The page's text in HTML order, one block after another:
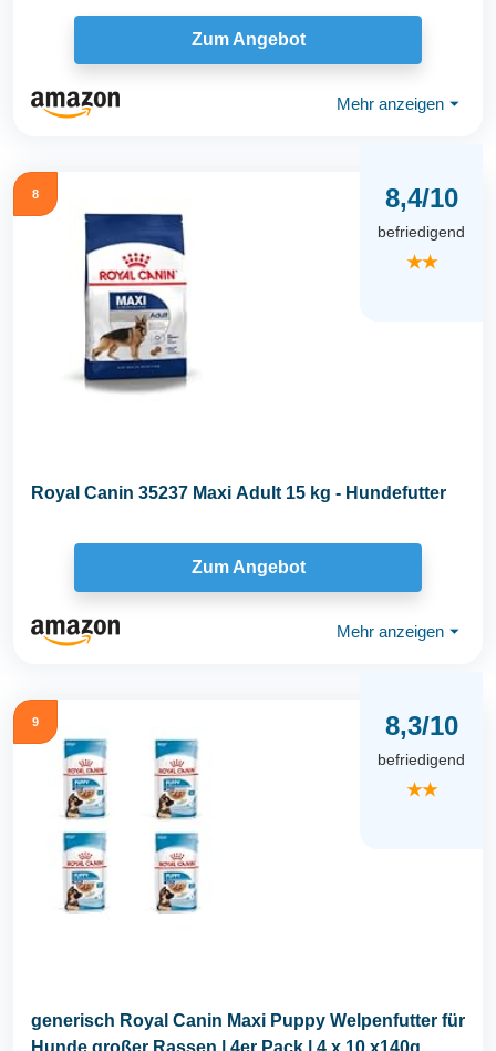
Zum Angebot
Mehr anzeigen ⏷
8 8,4/10
befriedigend
★★
Royal Canin 35237 Maxi Adult 15 kg - Hundefutter
Zum Angebot
Mehr anzeigen ⏷
9 8,3/10
befriedigend
★★
generisch Royal Canin Maxi Puppy Welpenfutter für
Hunde großer Rassen | 4er Pack | 4 x 10 x140g...